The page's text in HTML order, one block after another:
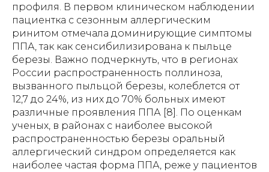
профиля. В первом клиническом наблюдении
пациентка с сезонным аллергическим
ринитом отмечала доминирующие симптомы
ППА, так как сенсибилизирована к пыльце
березы. Важно подчеркнуть, что в регионах
России распространенность поллиноза,
вызванного пыльцой березы, колеблется от
12,7 до 24%, из них до 70% больных имеют
различные проявления ППА [8]. По оценкам
ученых, в районах с наиболее высокой
распространенностью березы оральный
аллергический синдром определяется как
наиболее частая форма ППА, реже у пациентов